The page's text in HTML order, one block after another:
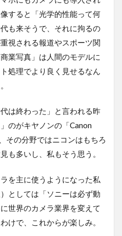
すると「光学的性能って何
も来そうで、それに拘るの
視される報道やスポーツ関
業写真」は人間のモデルに
処理でより良く見せるなん
は終わった」と言われる昨
のがキヤノンの「Canon
その分野ではニコンはもちろ
も多いし、私もそう思う。
を主に使うようになった私
としては「ソニーは必ず動
世界のカメラ業界を変えて
けで、これからが楽しみ。